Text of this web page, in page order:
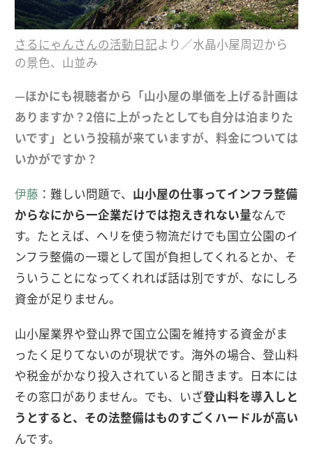
さるにゃんさんの活動日記より／水晶小屋周辺から
の景色、山並み
—ほかにも視聴者から「山小屋の単価を上げる計画は
ありますか？2倍に上がったとしても自分は泊まりた
いです」という投稿が来ていますが、料金については
いかがですか？
伊藤 ：難しい問題で、 山小屋の仕事ってインフラ整備
からなにから一企業だけでは抱えきれない量なんで
す。たとえば、ヘリを使う物流だけでも国立公園のイ
ンフラ整備の一環として国が負担してくれるとか、そ
ういうことになってくれれば話は別ですが、なにしろ
資金が足りません。
山小屋業界や登山界で国立公園を維持する資金がま
ったく足りてないのが現状です。海外の場合、登山料
や税金がかなり投入されていると聞きます。日本には
その窓口がありません。でも、いざ登山料を導入しと
うとすると、その法整備はものすごくハードルが高い
んです。